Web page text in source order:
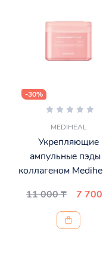
-30%
MEDIHEAL
Укрепляющие
ампульные пэды
коллагеном
11 000 ₸
7